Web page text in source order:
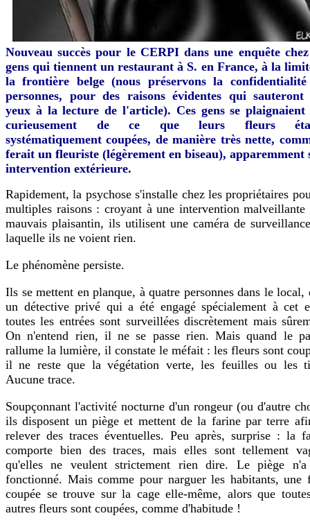
Nouveau succès pour le CERPI dans une enquête
gens qui tiennent un restaurant à S. en France, à la
la frontière belge (nous préservons la confidentialité
personnes, pour des raisons évidentes qui sauteront
yeux à la lecture de l'article). Ces gens se plaignaient
curieusement de ce que leurs fleurs
systématiquement coupées, de manière très nette,
ferait un fleuriste (légèrement en biseau), apparemment
intervention extérieure.
Rapidement, la psychose s'installe chez les propriétaires
multiples raisons : croyant à une intervention malveillante
mauvais plaisantin, ils utilisent une caméra de
laquelle ils ne voient rien.
Le phénomène persiste.
Ils se mettent en planque, à quatre personnes dans le local,
un détective privé qui a été engagé spécialement à cet
toutes les entrées sont surveillées discrètement mais
On n'entend rien, il ne se passe rien. Mais quand le
rallume la lumière, il constate le méfait : les fleurs sont
il ne reste que la végétation verte, les feuilles ou les
Aucune trace.
Soupçonnant l'activité nocturne d'un rongeur (ou d'autre
ils disposent un piège et mettent de la farine par terre
relever des traces éventuelles. Peu après, surprise : la
comporte bien des traces, mais elles sont tellement
qu'elles ne veulent strictement rien dire. Le piège n'a
fonctionné. Mais comme pour narguer les habitants, une
coupée se trouve sur la cage elle-même, alors que
autres fleurs sont coupées, comme d'habitude !